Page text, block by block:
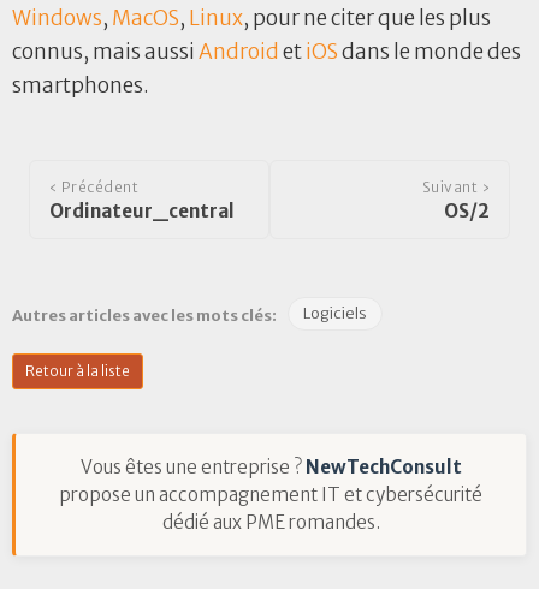
Windows, MacOS, Linux, pour ne citer que les plus
connus, mais aussi Android etiOSdans le monde des
smartphones.
‹ Précédent
Ordinateur_central
Suivant ›
OS/2
Autres articles avec les mots clés: Logiciels
Retour à la liste
Vous êtes une entreprise ? NewTechConsult
propose un accompagnement IT et cybersécurité
dédié aux PME romandes.